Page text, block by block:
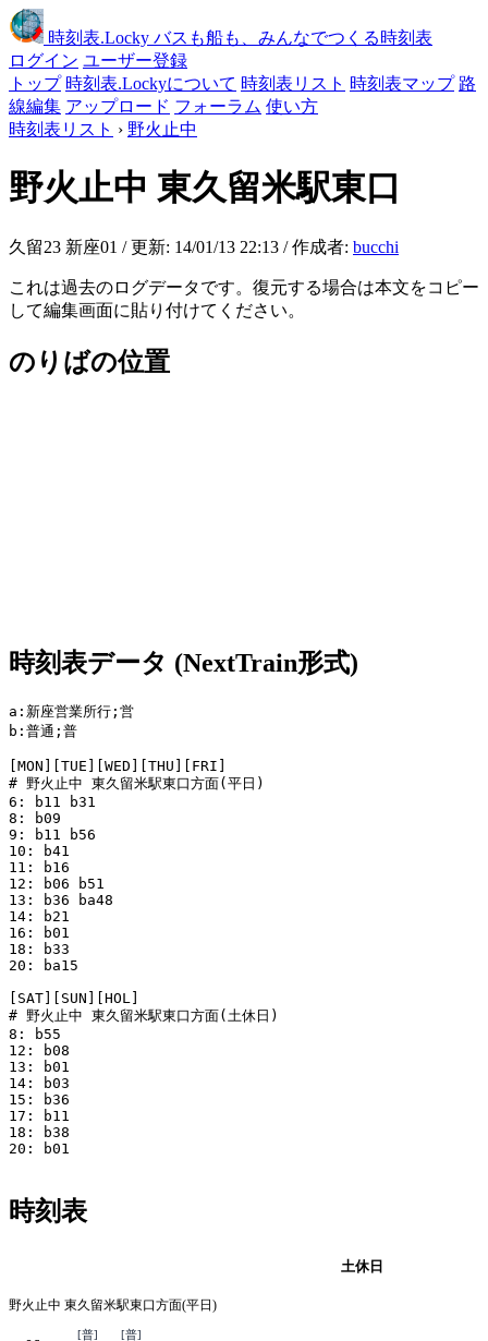
時刻表.Locky バスも船も、みんなでつくる時刻表
ログイン ユーザー登録
トップ 時刻表.Lockyについて 時刻表リスト 時刻表マップ 路
線編集 アップロード フォーラム 使い方
時刻表リスト › 野火止中
野火止中 東久留米駅東口
久留23 新座01 / 更新: 14/01/13 22:13 / 作成者: bucchi
これは過去のログデータです。復元する場合は本文をコピー
して編集画面に貼り付けてください。
のりばの位置
時刻表データ (NextTrain形式)
a:新座営業所行;営
b:普通;普
[MON][TUE][WED][THU][FRI]
# 野火止中 東久留米駅東口方面(平日)
6: b11 b31
8: b09
9: b11 b56
10: b41
11: b16
12: b06 b51
13: b36 ba48
14: b21
16: b01
18: b33
20: ba15
[SAT][SUN][HOL]
# 野火止中 東久留米駅東口方面(土休日)
8: b55
12: b08
13: b01
14: b03
15: b36
17: b11
18: b38
20: b01
時刻表
土休日
野火止中 東久留米駅東口方面(平日)
[普] [普]